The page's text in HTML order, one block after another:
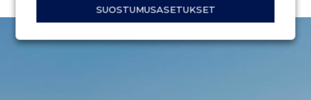
SUOSTUMUSASETUKSET